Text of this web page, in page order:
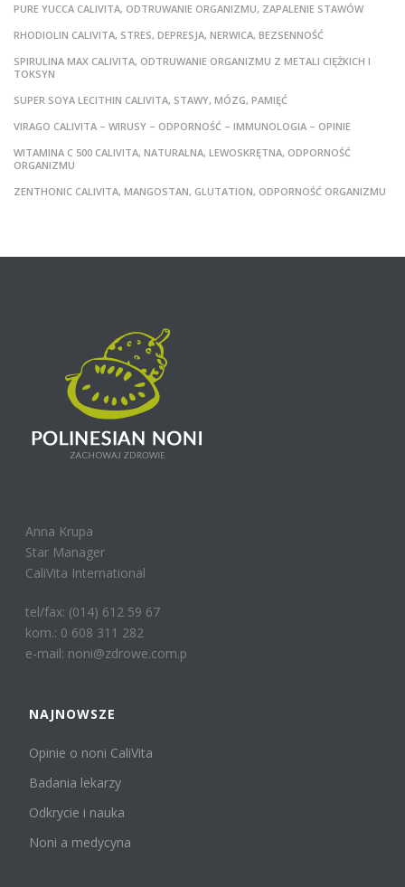
PURE YUCCA CALIVITA, ODTRUWANIE ORGANIZMU, ZAPALENIE STAWÓW
RHODIOLIN CALIVITA, STRES, DEPRESJA, NERWICA, BEZSENNOŚĆ
SPIRULINA MAX CALIVITA, ODTRUWANIE ORGANIZMU Z METALI CIĘŻKICH I
TOKSYN
SUPER SOYA LECITHIN CALIVITA, STAWY, MÓZG, PAMIĘĆ
VIRAGO CALIVITA – WIRUSY – ODPORNOŚĆ – IMMUNOLOGIA – OPINIE
WITAMINA C 500 CALIVITA, NATURALNA, LEWOSKRĘTNA, ODPORNOŚĆ
ORGANIZMU
ZENTHONIC CALIVITA, MANGOSTAN, GLUTATION, ODPORNOŚĆ ORGANIZMU
Anna Krupa
Star Manager
CaliVita International
tel/fax: (014) 612 59 67
kom.: 0 608 311 282
e-mail: noni@zdrowe.com.p
NAJNOWSZE
Opinie o noni CaliVita
Badania lekarzy
Odkrycie i nauka
Noni a medycyna